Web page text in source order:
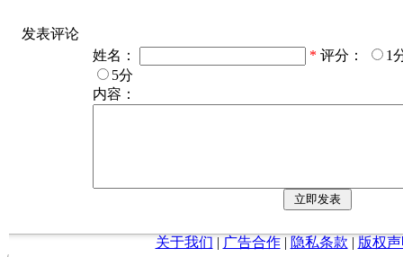
发表评论
姓名：
* 评分：
1
5分
内容：
关于我们 | 广告合作| 隐私条款 | 版权